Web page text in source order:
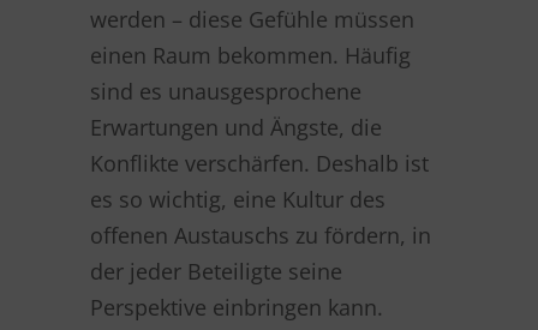
werden – diese Gefühle müssen
einen Raum bekommen. Häufig
sind es unausgesprochene
Erwartungen und Ängste, die
Konflikte verschärfen. Deshalb ist
es so wichtig, eine Kultur des
offenen Austauschs zu fördern, in
der jeder Beteiligte seine
Perspektive einbringen kann.